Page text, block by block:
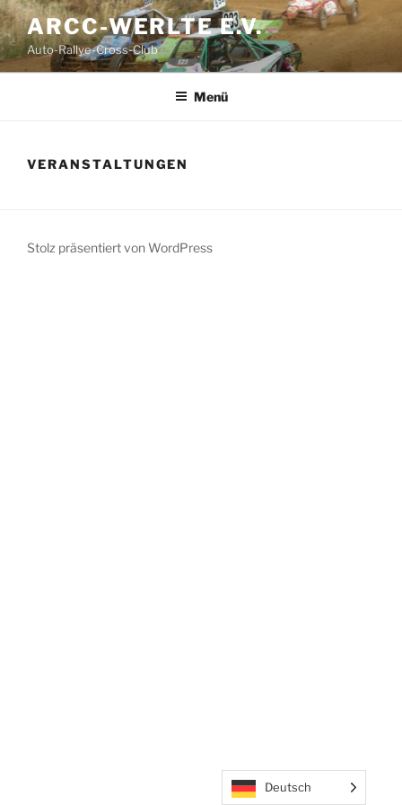
Zum
Inhalt
springen
ARCC-WERLTE E.V.
Auto-Rallye-Cross-Club
Menü
VERANSTALTUNGEN
Stolz präsentiert von WordPress
Deutsch